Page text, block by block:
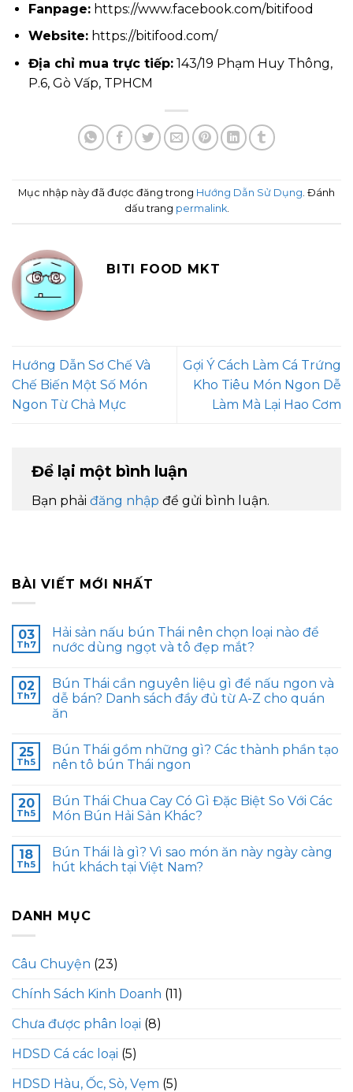
Fanpage:https://www.facebook.com/bitifood
Website:https://bitifood.com/
Địa chỉ mua trực tiếp:143/19 Phạm Huy Thông,
P.6, Gò Vấp, TPHCM
Mục nhập này đã được đăng trong Hướng Dẫn Sử Dụng. Đánh
dấu trang permalink.
BITI FOOD MKT
Hướng Dẫn Sơ Chế Và
Chế Biến Một Số Món
Ngon Từ Chả Mực
Gợi Ý Cách Làm Cá Trứng
Kho Tiêu Món Ngon Dễ
Làm Mà Lại Hao Cơm
Để lại một bình luận
Bạn phải đăng nhập để gửi bình luận.
BÀI VIẾT MỚI NHẤT
03
Th7
Hải sản nấu bún Thái nên chọn loại nào để
nước dùng ngọt và tô đẹp mắt?
02
Th7
Bún Thái cần nguyên liệu gì để nấu ngon và
dễ bán? Danh sách đầy đủ từ A-Z cho quán
ăn
25
Th5
Bún Thái gồm những gì? Các thành phần tạo
nên tô bún Thái ngon
20
Th5
Bún Thái Chua Cay Có Gì Đặc Biệt So Với Các
Món Bún Hải Sản Khác?
18
Th5
Bún Thái là gì? Vì sao món ăn này ngày càng
hút khách tại Việt Nam?
DANH MỤC
Câu Chuyện (23)
Chính Sách Kinh Doanh (11)
Chưa được phân loại (8)
HDSD Cá các loại (5)
HDSD Hàu, Ốc, Sò, Vẹm (5)